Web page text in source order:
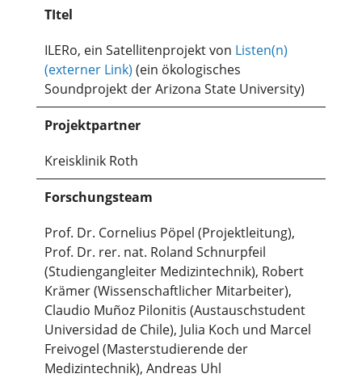
TItel
ILERo, ein Satellitenprojekt von Listen(n)
(externer Link) (ein ökologisches
Soundprojekt der Arizona State University)
Projektpartner
Kreisklinik Roth
Forschungsteam
Prof. Dr. Cornelius Pöpel (Projektleitung),
Prof. Dr. rer. nat. Roland Schnurpfeil
(Studiengangleiter Medizintechnik), Robert
Krämer (Wissenschaftlicher Mitarbeiter),
Claudio Muñoz Pilonitis (Austauschstudent
Universidad de Chile), Julia Koch und Marcel
Freivogel (Masterstudierende der
Medizintechnik), Andreas Uhl